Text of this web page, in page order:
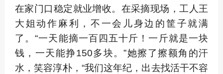
在家门口稳定就业增收。在采摘现场，工人王
大姐动作麻利，不一会儿身边的筐子就满
了。“一天能摘一百四五十斤！一斤就是一块
钱，一天能挣150多块。”她擦了擦额角的汗
水，笑容淳朴，“我们这年纪，出去找活干不容